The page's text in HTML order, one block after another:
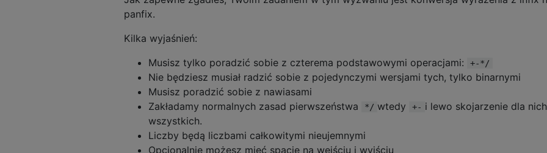
panfix.
Kilka wyjaśnień:
Musisz tylko poradzić sobie z czterema podstawowymi operacjami:
+-*/
Nie będziesz musiał radzić sobie z pojedynczymi wersjami tych, tylko binarnymi
Musisz poradzić sobie z nawiasami
Zakładamy normalnych zasad pierwszeństwa
*/ wtedy +- i lewo skojarzenie dla nich
wszystkich.
Liczby będą liczbami całkowitymi nieujemnymi
Opcjonalnie możesz mieć spacje na wejściu i wyjściu